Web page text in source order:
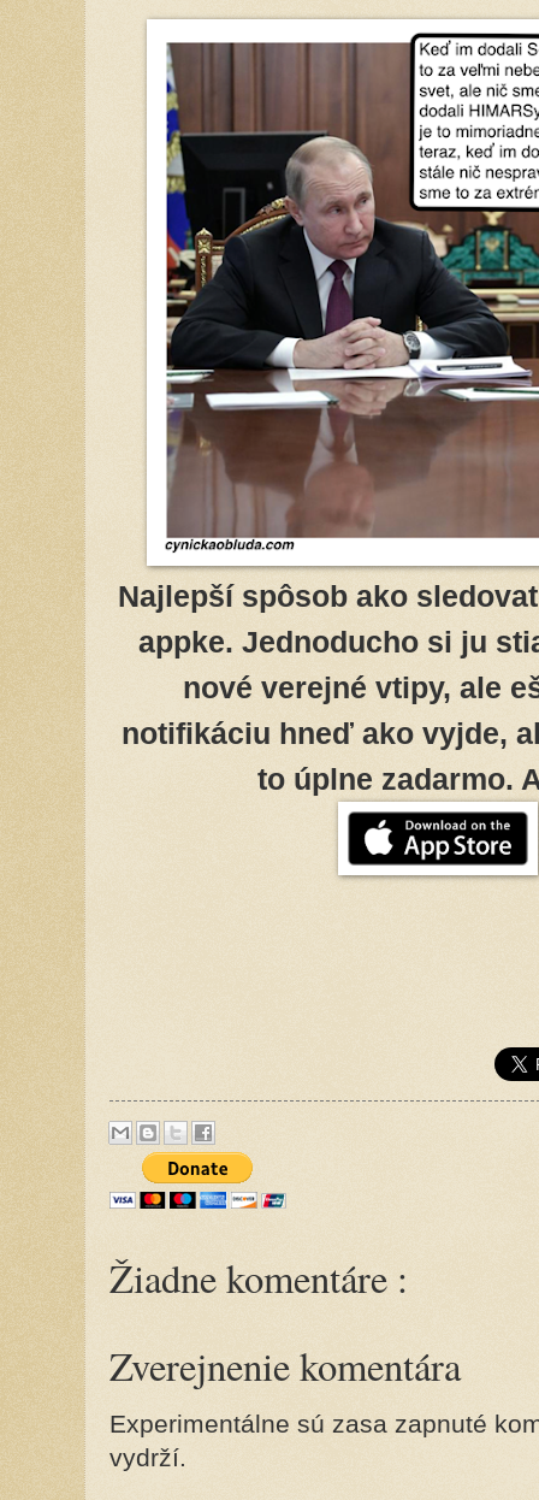
Najlepší spôsob ako
appke. Jednoducho si ju
nové verejné vtipy, ale
notifikáciu hneď ako vyjde,
to úplne zadarmo.
Žiadne komentáre :
Zverejnenie komentára
Experimentálne sú zasa zapnuté
vydrží.